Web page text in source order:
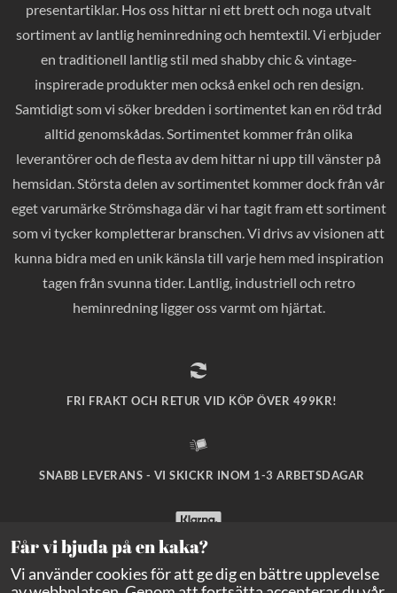
presentartiklar. Hos oss hittar ni ett brett och noga utvalt
sortiment av lantlig heminredning och hemtextil. Vi erbjuder
en traditionell lantlig stil med shabby chic & vintage-
inspirerade produkter men också enkel och ren design.
Samtidigt som vi söker bredden i sortimentet kan en röd tråd
alltid genomskådas. Sortimentet kommer från olika
leverantörer och de flesta av dem hittar ni upp till vänster på
hemsidan. Största delen av sortimentet kommer dock från vår
eget varumärke Strömshaga där vi har tagit fram ett sortiment
som vi tycker kompletterar branschen. Vi drivs av visionen att
kunna bidra med en unik känsla till varje hem med inspiration
tagen från svunna tider. Lantlig, industriell och retro
heminredning ligger oss varmt om hjärtat.
FRI FRAKT OCH RETUR VID KÖP ÖVER 499KR!
SNABB LEVERANS - VI SKICKR INOM 1-3 ARBETSDAGAR
SÄKRA BETALNINGAR MED KLARNA CHECKOUT!
Får vi bjuda på en kaka?
Vi använder cookies för att ge dig en bättre upplevelse